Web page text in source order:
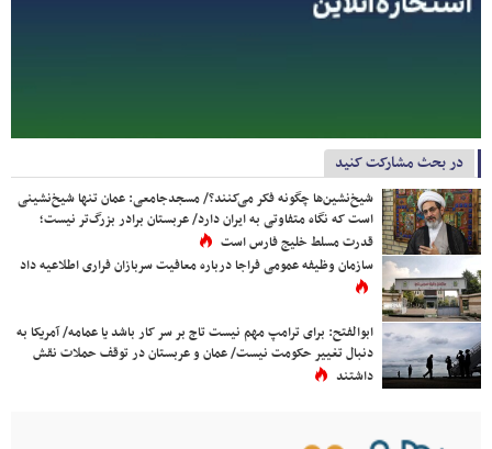
در بحث مشارکت کنید
شیخ‌نشین‌ها چگونه فکر می‌کنند؟/ مسجدجامعی: عمان تنها شیخ‌نشینی
است که نگاه متفاوتی به ایران دارد/ عربستان برادر بزرگ‌تر نیست؛
قدرت مسلط خلیج فارس است
سازمان وظیفه عمومی فراجا درباره معافیت سربازان فراری اطلاعیه داد
ابوالفتح: برای ترامپ مهم نیست تاج بر سر کار باشد یا عمامه/ آمریکا به
دنبال تغییر حکومت نیست/ عمان و عربستان در توقف حملات نقش
داشتند